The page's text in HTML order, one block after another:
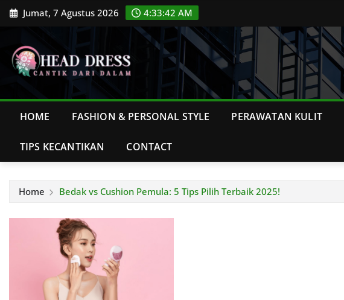
Skip Jumat, 7 Agustus 2026 4:33:43 AM
HOME FASHION & PERSONAL STYLE PERAWATAN KULIT
TIPS KECANTIKAN CONTACT
Home Bedak vs Cushion Pemula: 5 Tips Pilih Terbaik 2025!